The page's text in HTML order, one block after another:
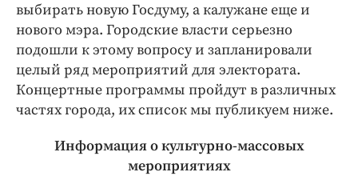
Общество
Погода
Праздники
Происшествия
Спорт
выбирать новую Госдуму, а калужане еще и
нового мэра. Городские власти серьезно
подошли к этому вопросу и запланировали
целый ряд мероприятий для электората.
Концертные программы пройдут в различных
частях города, их список мы публикуем ниже.
Информация о культурно-массовых
мероприятиях